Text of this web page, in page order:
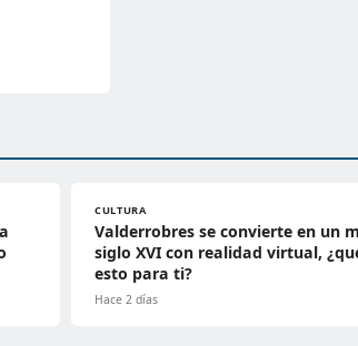
CULTURA
Valderrobres se convierte en un
siglo XVI con realidad virtual,
esto para ti?
Hace 2 días